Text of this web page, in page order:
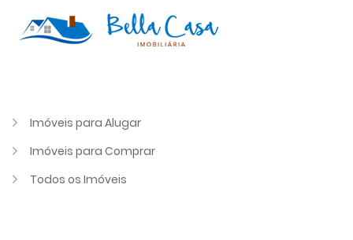
Imóveis para Alugar
Imóveis para Comprar
Todos os Imóveis